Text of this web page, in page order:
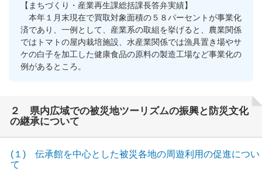
【まちづくり・産業再生課総括課長答弁実績】
本年１月末現在で買取対象面積の５８パーセントが事業化
済であり、一例として、産業系の取組を挙げると、農業関係
ではトマトの屋内栽培施設、水産業関係では漁具置き場やサ
ケの白子を加工した健康食品の原料の製造工場など事業化の
例があるところ。
２ 県内広域での被災地ツーリズムの振興と防災文化
の継承について
(１) 伝承館を中心とした被災各地の周遊利用の促進につい
て